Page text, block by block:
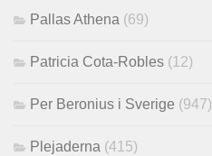
Pallas Athena (69)
Patricia Cota-Robles (12)
Per Beronius i Sverige (947)
Plejaderna (415)